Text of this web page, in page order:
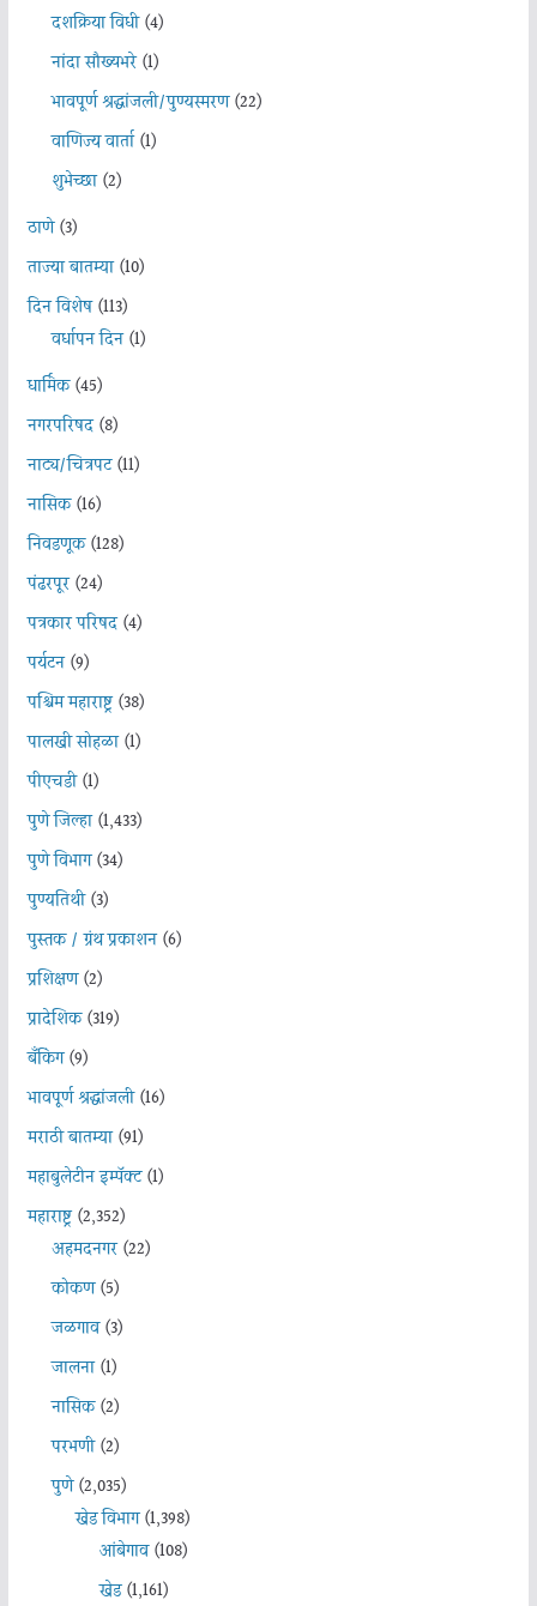
दशक्रिया विधी(4)
नांदा सौख्यभरे(1)
भावपूर्ण श्रद्धांजली/पुण्यस्मरण(22)
वाणिज्य वार्ता(1)
शुभेच्छा(2)
ठाणे(3)
ताज्या बातम्या(10)
दिन विशेष(113)
वर्धापन दिन(1)
धार्मिक(45)
नगरपरिषद(8)
नाट्य/चित्रपट(11)
नासिक(16)
निवडणूक(128)
पंढरपूर(24)
पत्रकार परिषद(4)
पर्यटन(9)
पश्चिम महाराष्ट्र(38)
पालखी सोहळा(1)
पीएचडी(1)
पुणे जिल्हा(1,433)
पुणे विभाग(34)
पुण्यतिथी(3)
पुस्तक / ग्रंथ प्रकाशन(6)
प्रशिक्षण(2)
प्रादेशिक(319)
बँकिंग(9)
भावपूर्ण श्रद्धांजली(16)
मराठी बातम्या(91)
महाबुलेटीन इम्पॅक्ट(1)
महाराष्ट्र(2,352)
अहमदनगर(22)
कोकण(5)
जळगाव(3)
जालना(1)
नासिक(2)
परभणी(2)
पुणे(2,035)
खेड विभाग(1,398)
आंबेगाव(108)
खेड(1,161)